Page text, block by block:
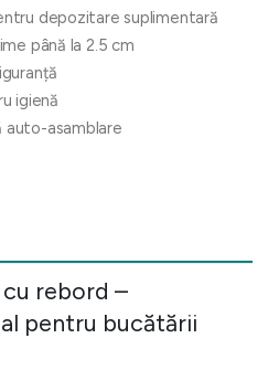
depozitare suplimentară
până la 2.5 cm
igienă
auto-asamblare
cu rebord –
pentru bucătării